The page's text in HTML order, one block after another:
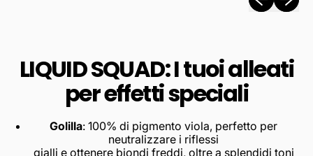
LIQUID SQUAD: I tuoi alleati
per effetti speciali
Golilla: 100% di pigmento viola, perfetto per
neutralizzare i riflessi
gialli e ottenere biondi freddi, oltre a splendidi toni